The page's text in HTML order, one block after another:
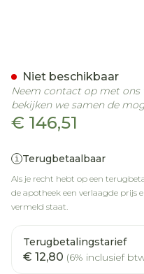
€ 146,51
Terugbetaalbaar
Als je recht hebt op een
de apotheek een verlaagde prijs
vermeld staat.
Terugbetalingstarief
€ 12,80 (6% inclusief
Niet beschikbaar
Neem contact op met ons
bekijken we samen de